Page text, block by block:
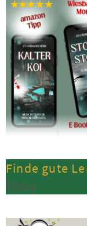
Finde gute
Shop